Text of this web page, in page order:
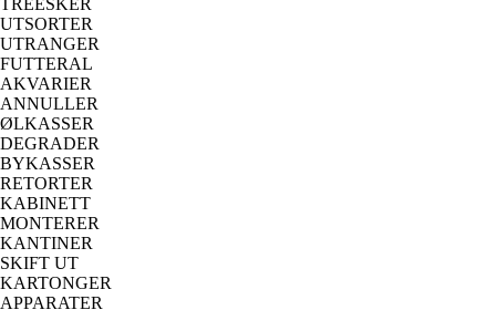
UTSORTER
UTRANGER
FUTTERAL
AKVARIER
ANNULLER
ØLKASSER
DEGRADER
BYKASSER
RETORTER
KABINETT
MONTERER
KANTINER
SKIFT UT
KARTONGER
APPARATER